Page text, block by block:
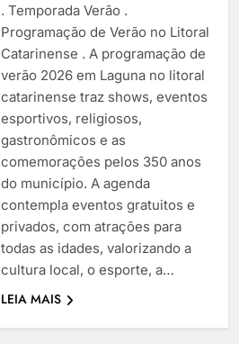
. Temporada Verão .
Programação de Verão no Litoral
Catarinense . A programação de
verão 2026 em Laguna no litoral
catarinense traz shows, eventos
esportivos, religiosos,
gastronômicos e as
comemorações pelos 350 anos
do município. A agenda
contempla eventos gratuitos e
privados, com atrações para
todas as idades, valorizando a
cultura local, o esporte, a…
LEIA MAIS